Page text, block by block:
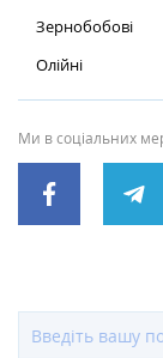
Зернобобові
Олійні
Ми в соціальних